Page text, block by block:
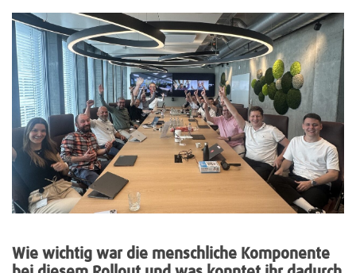
Wie wichtig war die menschliche Komponente